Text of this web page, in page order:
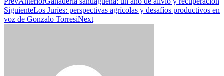
SiguienteLos Juríes: perspectivas agrícolas y desafíos productivos en
voz de Gonzalo TorresiNext